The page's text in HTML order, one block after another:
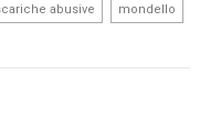
abusive mondello